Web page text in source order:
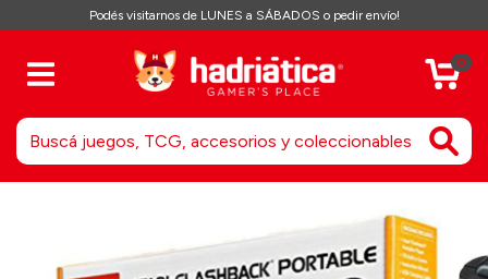
Podés visitarnos de LUNES a SÁBADOS o pedir envío!
0